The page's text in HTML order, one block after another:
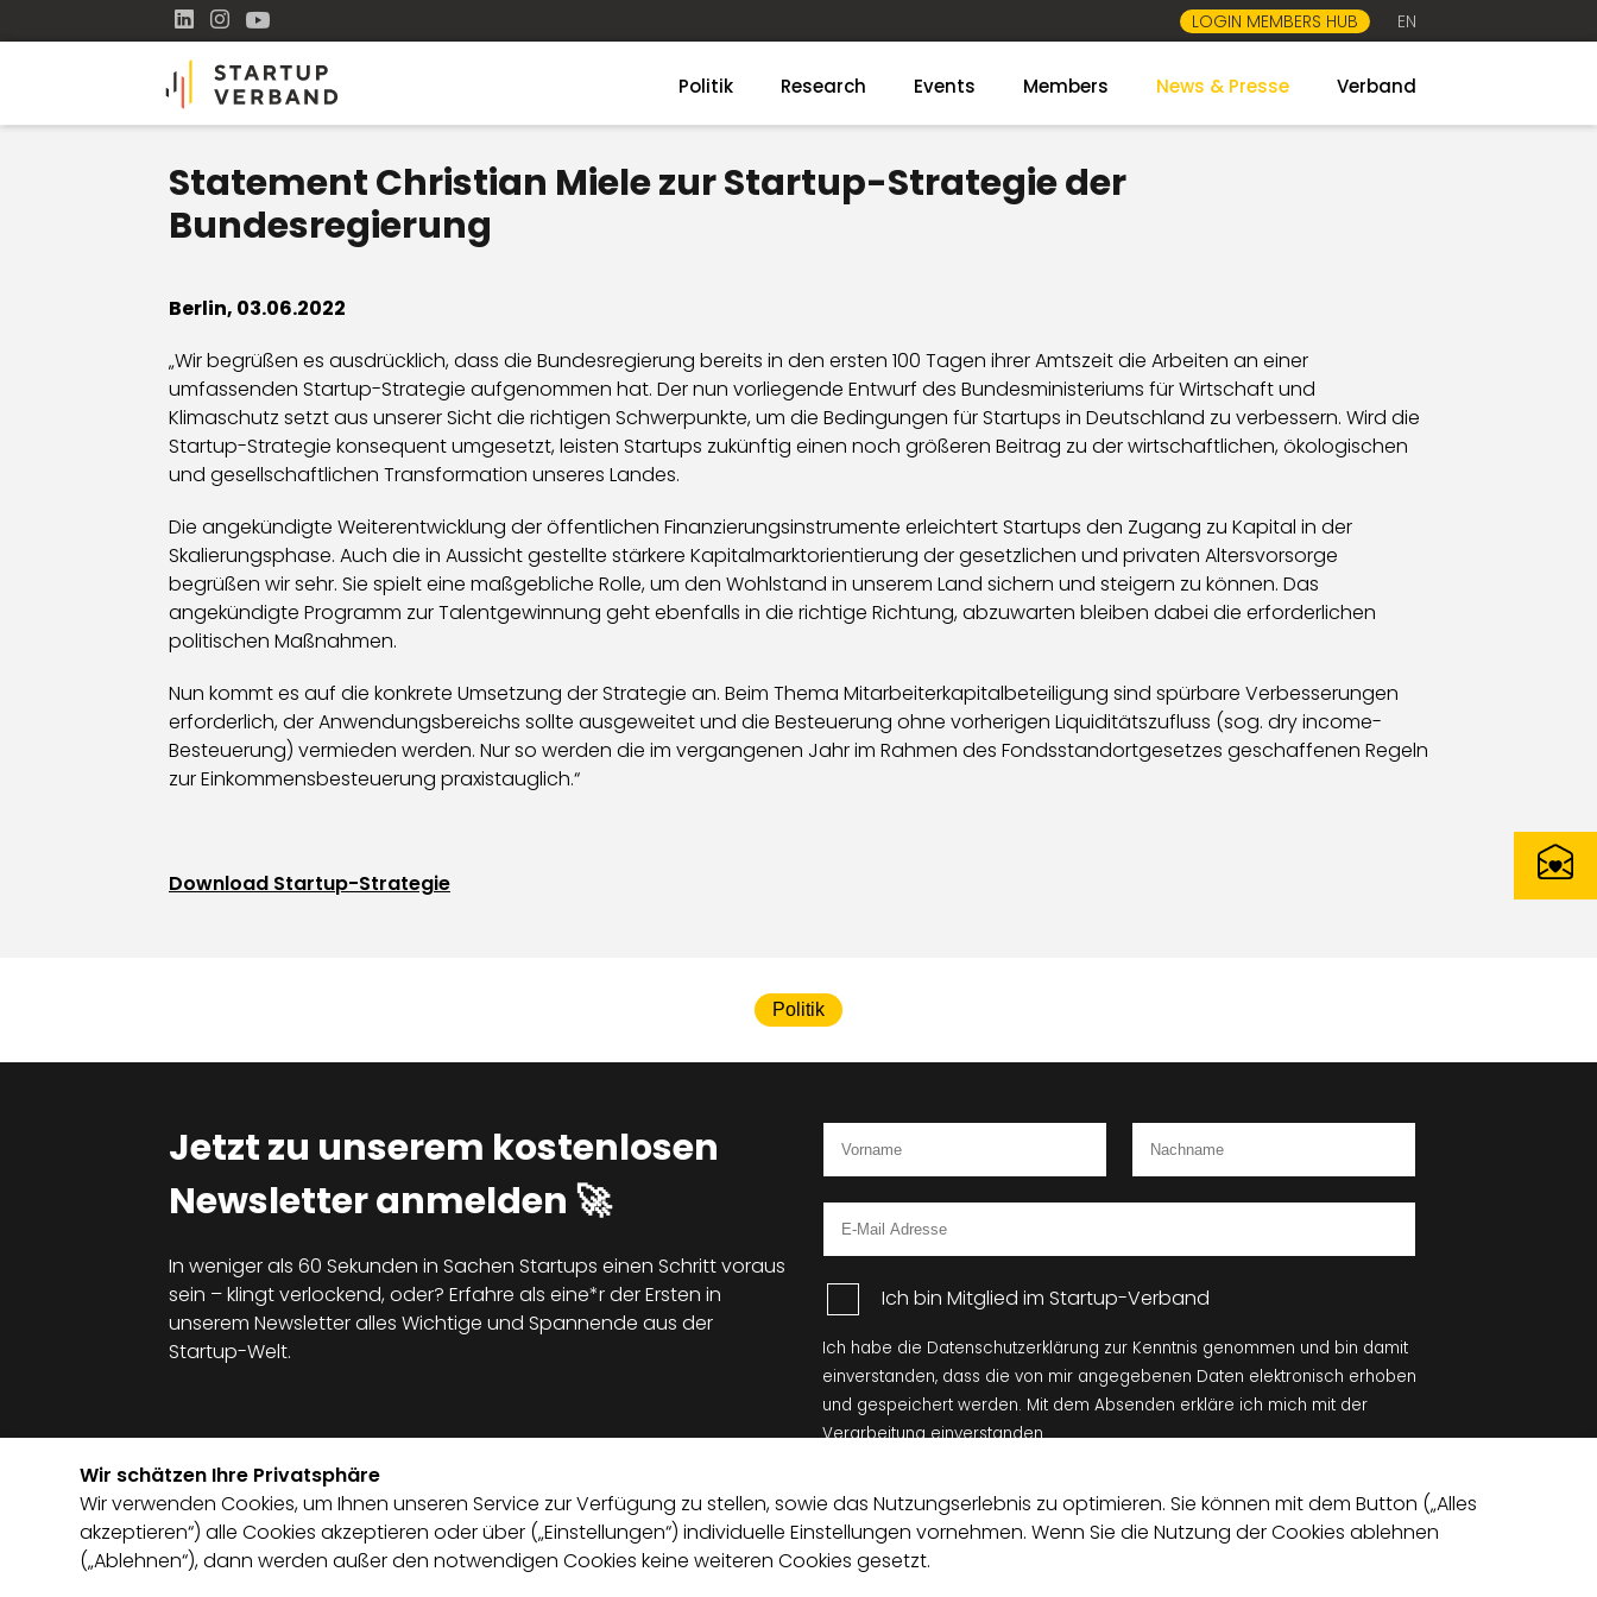
LOGIN MEMBERS HUB EN
Politik Research Events Members News & Presse Verband
Statement Christian Miele zur Startup-Strategie der
Bundesregierung
Berlin, 03.06.2022
„Wir begrüßen es ausdrücklich, dass die Bundesregierung bereits in den ersten 100 Tagen ihrer Amtszeit die Arbeiten an einer
umfassenden Startup-Strategie aufgenommen hat. Der nun vorliegende Entwurf des Bundesministeriums für Wirtschaft und
Klimaschutz setzt aus unserer Sicht die richtigen Schwerpunkte, um die Bedingungen für Startups in Deutschland zu verbessern. Wird die
Startup-Strategie konsequent umgesetzt, leisten Startups zukünftig einen noch größeren Beitrag zu der wirtschaftlichen, ökologischen
und gesellschaftlichen Transformation unseres Landes.
Die angekündigte Weiterentwicklung der öffentlichen Finanzierungsinstrumente erleichtert Startups den Zugang zu Kapital in der
Skalierungsphase. Auch die in Aussicht gestellte stärkere Kapitalmarktorientierung der gesetzlichen und privaten Altersvorsorge
begrüßen wir sehr. Sie spielt eine maßgebliche Rolle, um den Wohlstand in unserem Land sichern und steigern zu können. Das
angekündigte Programm zur Talentgewinnung geht ebenfalls in die richtige Richtung, abzuwarten bleiben dabei die erforderlichen
politischen Maßnahmen.
Nun kommt es auf die konkrete Umsetzung der Strategie an. Beim Thema Mitarbeiterkapitalbeteiligung sind spürbare Verbesserungen
erforderlich, der Anwendungsbereichs sollte ausgeweitet und die Besteuerung ohne vorherigen Liquiditätszufluss (sog. dry income-
Besteuerung) vermieden werden. Nur so werden die im vergangenen Jahr im Rahmen des Fondsstandortgesetzes geschaffenen Regeln
zur Einkommensbesteuerung praxistauglich.“
Download Startup-Strategie
Politik
Jetzt zu unserem kostenlosen
Newsletter anmelden 🚀
In weniger als 60 Sekunden in Sachen Startups einen Schritt voraus
sein – klingt verlockend, oder? Erfahre als eine*r der Ersten in
unserem Newsletter alles Wichtige und Spannende aus der
Startup-Welt.
Ich bin Mitglied im Startup-Verband
Ich habe die Datenschutzerklärung zur Kenntnis genommen und bin damit
einverstanden, dass die von mir angegebenen Daten elektronisch erhoben
und gespeichert werden. Mit dem Absenden erkläre ich mich mit der
Verarbeitung einverstanden.
Absenden
Wir schätzen Ihre Privatsphäre
Wir verwenden Cookies, um Ihnen unseren Service zur Verfügung zu stellen, sowie das Nutzungserlebnis zu optimieren. Sie können mit dem Button („Alles
akzeptieren“) alle Cookies akzeptieren oder über („Einstellungen“) individuelle Einstellungen vornehmen. Wenn Sie die Nutzung der Cookies ablehnen
(„Ablehnen“), dann werden außer den notwendigen Cookies keine weiteren Cookies gesetzt.